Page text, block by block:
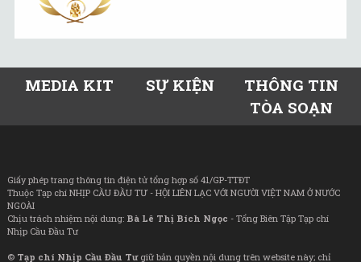
MEDIA KIT SỰ KIỆN
THÔNG TIN
TÒA SOẠN
Giấy phép trang thông tin điện tử tổng hợp số 41/GP-TTĐT
Thuộc Tạp chí NHỊP CẦU ĐẦU TƯ - HỘI LIÊN LẠC VỚI NGƯỜI VIỆT NAM Ở NƯỚC
NGOÀI
Chịu trách nhiệm nội dung: Bà Lê Thị Bích Ngọc - Tổng Biên Tập Tạp chí
Nhịp Cầu Đầu Tư
© Tạp chí Nhịp Cầu Đầu Tưgiữ bản quyền nội dung trên website này; chỉ